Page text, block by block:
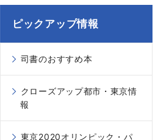
ピックアップ情報
司書のおすすめ本
クローズアップ都市・東京情
報
東京2020オリンピック・パ